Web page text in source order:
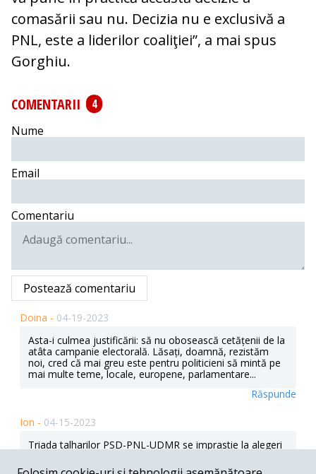
comasării sau nu. Decizia nu e exclusivă a
PNL, este a liderilor coaliţiei”, a mai spus
Gorghiu.
COMENTARII
4
Nume
Email
Comentariu
Postează comentariu
Doina - 04-19-2023
Asta-i culmea justificării: să nu obosească cetățenii de la
atâta campanie electorală. Lăsați, doamnă, rezistăm
noi, cred că mai greu este pentru politicieni să mintă pe
mai multe teme, locale, europene, parlamentare...
Răspunde
Ion - 04-15-2023
Triada talharilor PSD-PNL-UDMR se imprastie la alegeri